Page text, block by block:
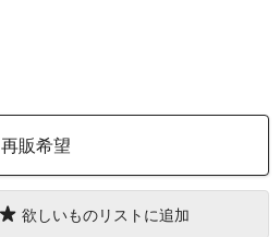
再販希望
欲しいものリストに追加